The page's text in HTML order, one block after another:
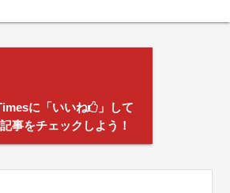
に「いいね
」して
事をチェックしよう！